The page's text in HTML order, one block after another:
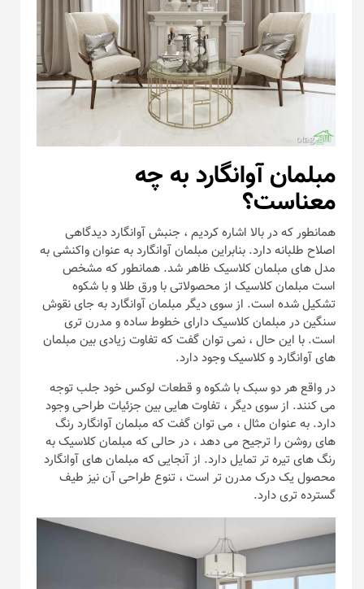
مبلمان آوانگارد به چه
معناست؟
همانطور که در بالا اشاره کردیم ، جنبش آوانگارد دیدگاهی
اصلاح طلبانه دارد. بنابراین مبلمان آوانگارد به عنوان واکنشی به
مدل های مبلمان کلاسیک ظاهر شد. همانطور که مشخص
است مبلمان کلاسیک از محصولاتی با ورق طلا و با شکوه
تشکیل شده است. از سوی دیگر مبلمان آوانگارد به جای نقوش
سنگین در مبلمان کلاسیک دارای خطوط ساده و مدرن تری
است. با این حال ، نمی توان گفت که تفاوت زیادی بین مبلمان
های آوانگارد و کلاسیک وجود دارد.
در واقع هر دو سبک با شکوه و قطعات لوکس خود جلب توجه
می کنند. از سوی دیگر ، تفاوت هایی بین جزئیات طراحی وجود
دارد. به عنوان مثال ، می توان گفت که مبلمان آوانگارد رنگ
های روشن را ترجیح می دهد ، در حالی که مبلمان کلاسیک به
رنگ های تیره تر تمایل دارد. از آنجایی که مبلمان های آوانگارد
محصول یک درک مدرن تر است ، تنوع طراحی آن نیز طیف
گسترده تری دارد.